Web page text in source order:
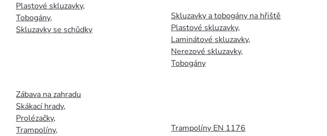
Plastové skluzavky,
Tobogány,
Skluzavky se schůdky
Zábava na zahradu
Skákací hrady,
Prolézačky,
Trampolíny,
Skluzavky a tobogány na hřiště
Plastové skluzavky,
Laminátové skluzavky,
Nerezové skluzavky,
Tobogány
Trampolíny EN 1176